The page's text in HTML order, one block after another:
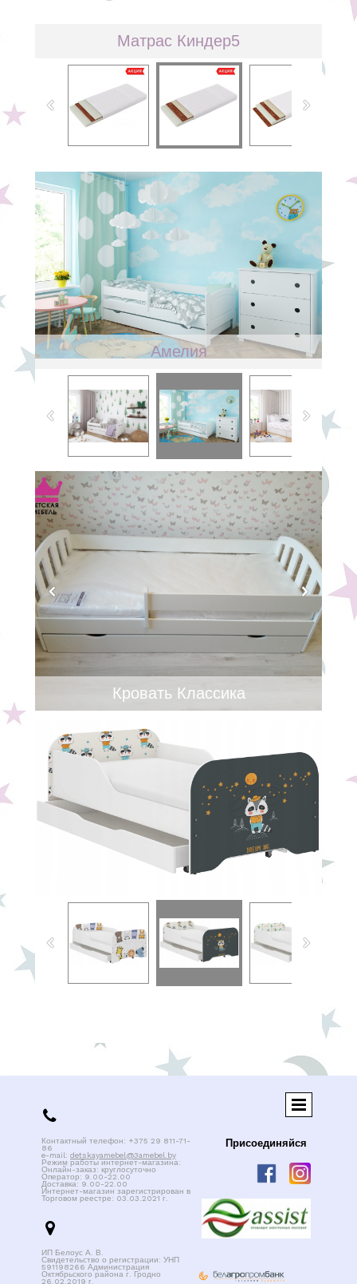
Кровать Классика
Амелия
Матрас Киндер5


Присоединяйся
Контактный телефон: +375 29 811-71-
86
e-mail: detskayamebel@3amebel.by
Режим работы интернет-магазина:
Онлайн-заказ: круглосуточно
Оператор: 9.00-22.00
Доставка: 9.00-22.00
Интернет-магазин зарегистрирован в
Торговом реестре: 03.03.2021 г.
ИП Белоус А. В.
Свидетельство о регистрации: УНП
591198266 Администрация
Октябрьского района г. Гродно
26.02.2019 г.